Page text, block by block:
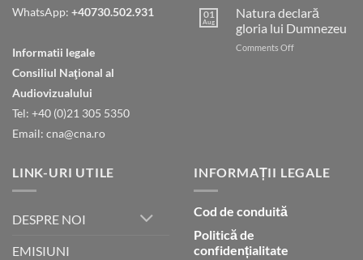
WhatsApp: +40730.502.931
Informatii legale
Consiliul Naţional al
Audiovizualului
Tel: +40 (0)21 305 5350
Email: cna@cna.ro
nostru
care
ești
în
01
Aug
Natura declară
gloria lui Dumnezeu
Comments Offon
LINK-URI UTILE
DESPRE NOI
EMISIUNI
INFORMAȚII LEGALE
Cod de conduită
Politică de
confidențialitate